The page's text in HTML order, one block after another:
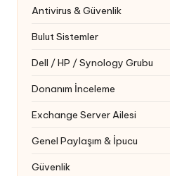
Antivirus & Güvenlik
Bulut Sistemler
Dell / HP / Synology Grubu
Donanım İnceleme
Exchange Server Ailesi
Genel Paylaşım & İpucu
Güvenlik